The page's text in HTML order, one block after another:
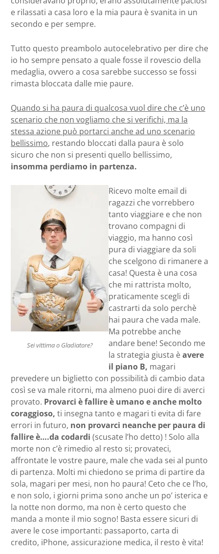
e rilassati a casa loro e la mia paura è svanita in un
secondo e per sempre.
Tutto questo preambolo autocelebrativo per dire che
io ho sempre pensato a quale fosse il rovescio della
medaglia, ovvero a cosa sarebbe successo se fossi
rimasta bloccata dalle mie paure.
Quando si ha paura di qualcosa vuol dire che c’è uno
scenario che non vogliamo che si verifichi, ma la
stessa azione può portarci anche ad uno scenario
bellissimo, restando bloccati dalla paura è solo
sicuro che non si presenti quello bellissimo,
insomma perdiamo in partenza.
Sei vittima o Gladiatore?
Ricevo molte email di
ragazzi che vorrebbero
tanto viaggiare e che non
trovano compagni di
viaggio, ma hanno così
pura di viaggiare da soli
che scelgono di rimanere a
casa! Questa è una cosa
che mi rattrista molto,
praticamente scegli di
castrarti da solo perchè
hai paura che vada male.
Ma potrebbe anche
andare bene! Secondo me
la strategia giusta èavere
il piano B, magari
prevedere un biglietto con possibilità di cambio data
così se va male ritorni, ma almeno puoi dire di averci
provato. Provarci è fallire è umano e anche molto
coraggioso, ti insegna tanto e magari ti evita di fare
errori in futuro, non provarci neanche per paura di
fallire è….da codardi (scusate l’ho detto) ! Solo alla
morte non c’è rimedio al resto si; provateci,
affrontate le vostre paure, male che vada sei al punto
di partenza. Molti mi chiedono se prima di partire da
sola, magari per mesi, non ho paura! Ceto che ce l’ho,
e non solo, i giorni prima sono anche un po’ isterica e
la notte non dormo, ma non è certo questo che
manda a monte il mio sogno! Basta essere sicuri di
avere le cose importanti: passaporto, carta di
credito, iPhone, assicurazione medica, il resto è vita!